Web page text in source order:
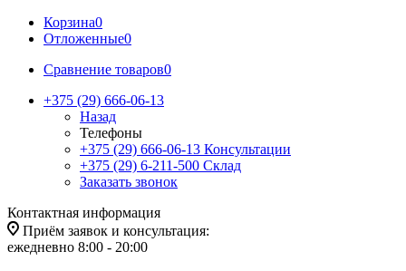
Корзина0
Отложенные0
Сравнение товаров0
+375 (29) 666-06-13
Назад
Телефоны
+375 (29) 666-06-13 Консультации
+375 (29) 6-211-500 Склад
Заказать звонок
Контактная информация
Приём заявок и консультация:
ежедневно 8:00 - 20:00